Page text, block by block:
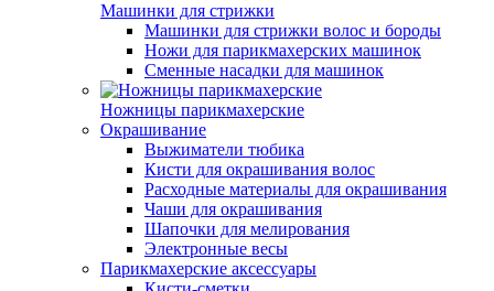
Машинки для стрижки
Машинки для стрижки волос и бороды
Ножи для парикмахерских машинок
Сменные насадки для машинок
Ножницы парикмахерские
Окрашивание
Выжиматели тюбика
Кисти для окрашивания волос
Расходные материалы для окрашивания
Чаши для окрашивания
Шапочки для мелирования
Электронные весы
Парикмахерские аксессуары